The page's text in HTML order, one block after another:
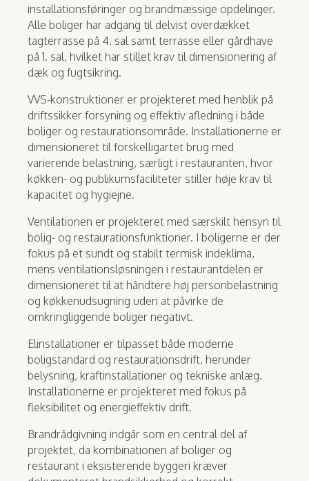
installationsføringer og brandmæssige opdelinger.
Alle boliger har adgang til delvist overdækket
tagterrasse på 4. sal samt terrasse eller gårdhave
på 1. sal, hvilket har stillet krav til dimensionering af
dæk og fugtsikring.
VVS-konstruktioner er projekteret med henblik på
driftssikker forsyning og effektiv afledning i både
boliger og restaurationsområde. Installationerne er
dimensioneret til forskelligartet brug med
varierende belastning, særligt i restauranten, hvor
køkken- og publikumsfaciliteter stiller høje krav til
kapacitet og hygiejne.
Ventilationen er projekteret med særskilt hensyn til
bolig- og restaurationsfunktioner. I boligerne er der
fokus på et sundt og stabilt termisk indeklima,
mens ventilationsløsningen i restaurantdelen er
dimensioneret til at håndtere høj personbelastning
og køkkenudsugning uden at påvirke de
omkringliggende boliger negativt.
Elinstallationer er tilpasset både moderne
boligstandard og restaurationsdrift, herunder
belysning, kraftinstallationer og tekniske anlæg.
Installationerne er projekteret med fokus på
fleksibilitet og energieffektiv drift.
Brandrådgivning indgår som en central del af
projektet, da kombinationen af boliger og
restaurant i eksisterende byggeri kræver